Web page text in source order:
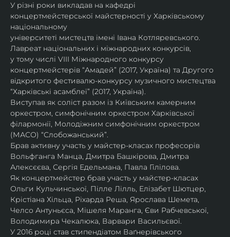
У різні роки викладав на кафедрі
концертмейстерської майстерності у Харківському
національному
університеті мистецтв імені Івана Котляревського.
Лавреат національних і міжнародних конкурсів,
у тому числі VIII Міжнародного конкурсу
концертмейстерів “Амадей” (2017, Україна) та Другого
відкритого фестивалю-конкурсу музичного мистецтва
“Харківські асамблеї” (2017, Україна).
Виступав як соліст разом із Київським камерним
оркестром, симфонічним оркестром Харківської
філармонії, Молодіжним симфонічним оркестром
(МАСО) “Слобожанський”.
Брав активну участь у майстер-класах професорів
Вольфганга Манца, Дмитра Башкірова, Дмитра
Алексєєва, Сергія Едельмана, Павла Гілілова.
Як концертмейстер брав участь у майстер-класах
Ольги Кульчинської, Пілле Лілль, Елізабет Шютцер,
Крістіана Хільца, Ріхарда Реша, Ярослава Шемета,
Челсо Антуньєса, Мішеля Маранга, Єви Рабчевської,
Володимира Чекалюка, Варвари Васильєвої.
У 2016 році став стипендіатом Ваґнерівського